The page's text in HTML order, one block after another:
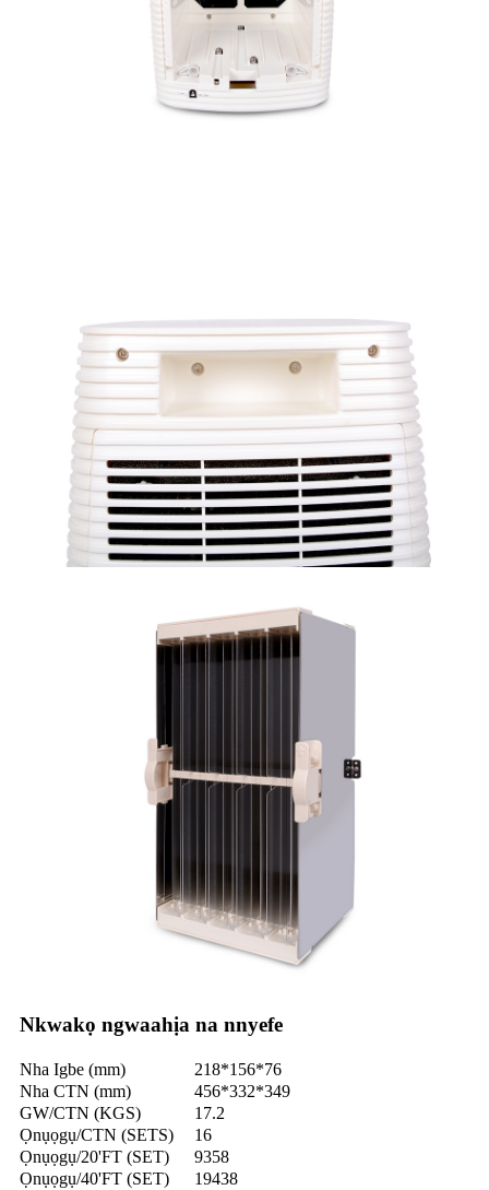
Nkwakọ ngwaahịa na nnyefe
Nha Igbe (mm)
218*156*76
Nha CTN (mm)
456*332*349
GW/CTN (KGS)
17.2
Ọnụọgụ/CTN (SETS)
16
Ọnụọgụ/20'FT (SET)
9358
Ọnụọgụ/40'FT (SET)
19438